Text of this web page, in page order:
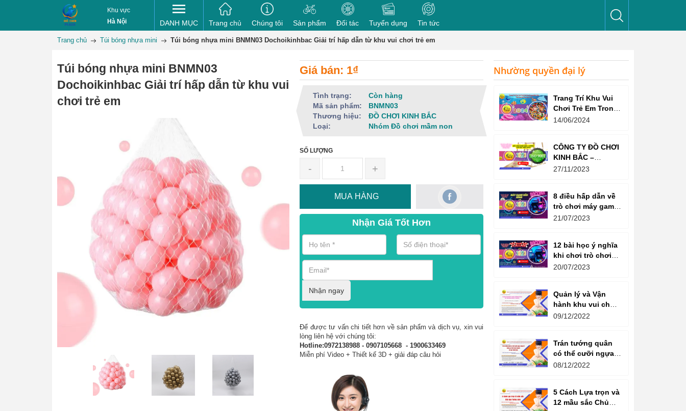
Khu vực
Hà Nội
DANH MỤC Trang chủ Chúng tôi Sản phẩm Đối tác Tuyển dụng Tin tức
Trang chủ Túi bóng nhựa mini Túi bóng nhựa mini BNMN03 Dochoikinhbac Giải trí hấp dẫn từ khu vui chơi trẻ em
Túi bóng nhựa mini BNMN03
Dochoikinhbac Giải trí hấp dẫn từ khu vui
chơi trẻ em
Giá bán: 1₫
Tình trạng:
Còn hàng
Mã sản phẩm:
BNMN03
Thương hiệu:
ĐỒ CHƠI KINH BẮC
Loại:
Nhóm Đồ chơi mầm non
SỐ LƯỢNG
- +
MUA HÀNG
Nhận Giá Tốt Hơn
Nhận ngay
Để được tư vấn chi tiết hơn về sản phẩm và dịch vụ, xin vui
lòng liên hệ với chúng tôi:
Hotline:0972138988 - 0907105668 - 1900633469
Miễn phí Video + Thiết kế 3D + giải đáp câu hỏi
Nhường quyền đại lý
Trang Trí Khu Vui
Chơi Trẻ Em Trong
Nhà Như Thế Nào
14/06/2024
CÔNG TY ĐỒ CHƠI
KINH BẮC –
CHỨNG CHỈ ISO
27/11/2023
8 điều hấp dẫn về
trò chơi máy game
bắn súng
21/07/2023
12 bài học ý nghĩa
khi chơi trò chơi
máy game đua xe
20/07/2023
Quản lý và Vận
hành khu vui chơi
giải trí -
amusement parks
09/12/2022
Trán tướng quân
có thể cưỡi ngựa,
Bụng tể tướng có
08/12/2022
5 Cách Lựa trọn và
12 mầu sắc Chủ